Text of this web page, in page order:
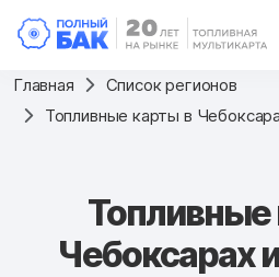
Главная
Список регионов
Топливные карты в
Топливные
Чебоксарах